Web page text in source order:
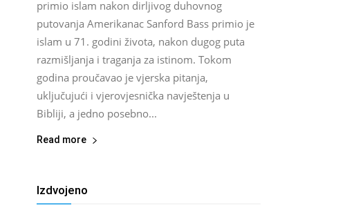
primio islam nakon dirljivog duhovnog
putovanja Amerikanac Sanford Bass primio je
islam u 71. godini života, nakon dugog puta
razmišljanja i traganja za istinom. Tokom
godina proučavao je vjerska pitanja,
uključujući i vjerovjesnička navještenja u
Bibliji, a jedno posebno...
Read more
Izdvojeno